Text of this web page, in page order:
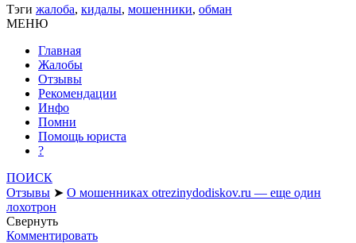
Тэги жалоба, кидалы, мошенники, обман
МЕНЮ
Главная
Жалобы
Отзывы
Рекомендации
Инфо
Помни
Помощь юриста
?
ПОИСК
Отзывы ➤ О мошенниках otrezinydodiskov.ru — еще один
лохотрон
Свернуть
Комментировать